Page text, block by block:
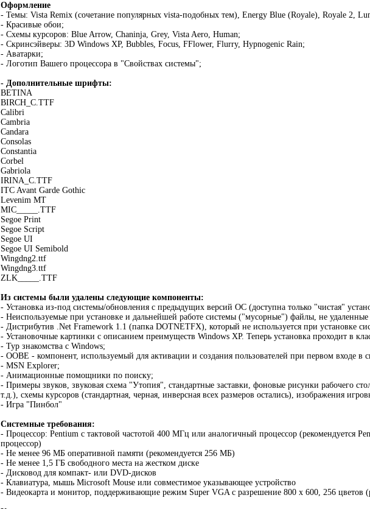
Оформление
- Темы: Vista Remix (сочетание популярных vista-подобных тем), Energy Blue (Royale), Royale 2,
- Красивые обои;
- Схемы курсоров: Blue Arrow, Chaninja, Grey, Vista Aero, Human;
- Скринсэйверы: 3D Windows XP, Bubbles, Focus, FFlower, Flurry, Hypnogenic Rain;
- Аватарки;
- Логотип Вашего процессора в "Свойствах системы";
- Дополнительные шрифты:
BETINA
BIRCH_C.TTF
Calibri
Cambria
Candara
Consolas
Constantia
Corbel
Gabriola
IRINA_C.TTF
ITC Avant Garde Gothic
Levenim MT
MIC_____.TTF
Segoe Print
Segoe Script
Segoe UI
Segoe UI Semibold
Wingdng2.ttf
Wingdng3.ttf
ZLK_____.TTF
Из системы были удалены следующие компоненты:
- Установка из-под системы/обновления с предыдущих версий ОС (доступна только "чистая"
- Неиспользуемые при установке и дальнейшей работе системы ("мусорные") файлы, не
- Дистрибутив .Net Framework 1.1 (папка DOTNETFX), который не используется при установке
- Установочные картинки с описанием преимуществ Windows XP. Теперь установка проходит в
- Тур знакомства с Windows;
- OOBE - компонент, используемый для активации и создания пользователей при первом входе в
- MSN Explorer;
- Анимационные помощники по поиску;
- Примеры звуков, звуковая схема "Утопия", стандартные заставки, фоновые рисунки рабочего
т.д.), схемы курсоров (стандартная, черная, инверсная всех размеров остались), изображения
- Игра "Пинбол"
Системные требования:
- Процессор: Pentium с тактовой частотой 400 MГц или аналогичный процессор (рекомендуется
процессор)
- Не менее 96 МБ оперативной памяти (рекомендуется 256 МБ)
- Не менее 1,5 ГБ свободного места на жестком диске
- Дисковод для компакт- или DVD-дисков
- Клавиатура, мышь Microsoft Mouse или совместимое указывающее устройство
- Видеокарта и монитор, поддерживающие режим Super VGA с разрешение 800 x 600, 256 цветов